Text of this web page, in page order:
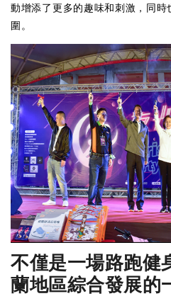
動增添了更多的趣味和刺激，同
圍。
不僅是一場路跑健
蘭地區綜合發展的